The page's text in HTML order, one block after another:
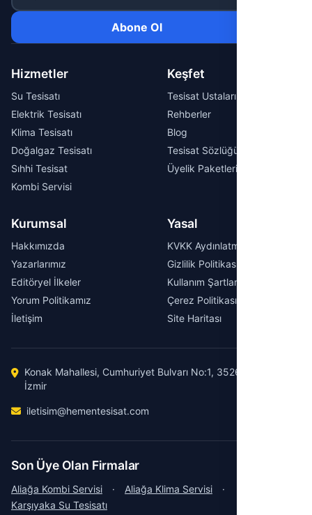
Abone Ol
Hizmetler
Su Tesisatı
Elektrik Tesisatı
Klima Tesisatı
Doğalgaz Tesisatı
Sıhhi Tesisat
Kombi Servisi
Keşfet
Tesisat Ustaları
Rehberler
Blog
Tesisat Sözlüğü
Üyelik Paketleri
Kurumsal
Hakkımızda
Yazarlarımız
Editöryel İlkeler
Yorum Politikamız
İletişim
Yasal
KVKK Aydınlatma Metni
Gizlilik Politikası
Kullanım Şartları
Çerez Politikası
Site Haritası
Konak Mahallesi, Cumhuriyet Bulvarı No:1, 35260 Konak /
İzmir
iletisim@hementesisat.com
Son Üye Olan Firmalar
Aliağa Kombi Servisi · Aliağa Klima Servisi
·
Karşıyaka Su Tesisatı